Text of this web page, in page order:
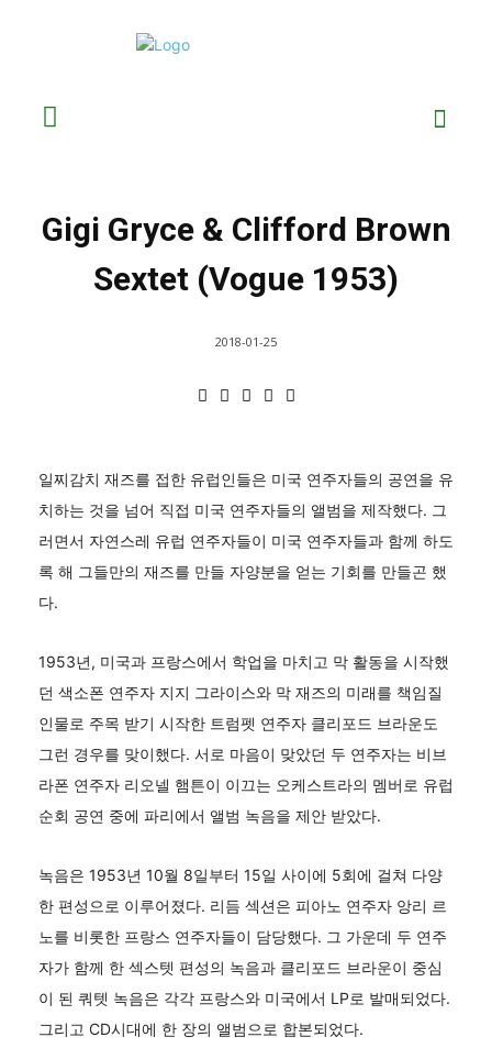
Gigi Gryce & Clifford Brown
Sextet (Vogue 1953)
2018-01-25
일찌감치 재즈를 접한 유럽인들은 미국 연주자들의 공연을 유
치하는 것을 넘어 직접 미국 연주자들의 앨범을 제작했다. 그
러면서 자연스레 유럽 연주자들이 미국 연주자들과 함께 하도
록 해 그들만의 재즈를 만들 자양분을 얻는 기회를 만들곤 했
다.
1953년, 미국과 프랑스에서 학업을 마치고 막 활동을 시작했
던 색소폰 연주자 지지 그라이스와 막 재즈의 미래를 책임질
인물로 주목 받기 시작한 트럼펫 연주자 클리포드 브라운도
그런 경우를 맞이했다. 서로 마음이 맞았던 두 연주자는 비브
라폰 연주자 리오넬 햄튼이 이끄는 오케스트라의 멤버로 유럽
순회 공연 중에 파리에서 앨범 녹음을 제안 받았다.
녹음은 1953년 10월 8일부터 15일 사이에 5회에 걸쳐 다양
한 편성으로 이루어졌다. 리듬 섹션은 피아노 연주자 앙리 르
노를 비롯한 프랑스 연주자들이 담당했다. 그 가운데 두 연주
자가 함께 한 섹스텟 편성의 녹음과 클리포드 브라운이 중심
이 된 쿼텟 녹음은 각각 프랑스와 미국에서 LP로 발매되었다.
그리고 CD시대에 한 장의 앨범으로 합본되었다.